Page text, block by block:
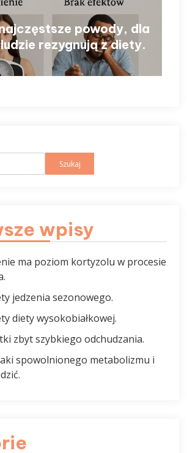
powody, dla
rezygnują z diety.
Szukaj
wpisy
ma poziom kortyzolu w procesie
jedzenia sezonowego.
diety wysokobiałkowej.
zbyt szybkiego odchudzania.
spowolnionego metabolizmu i